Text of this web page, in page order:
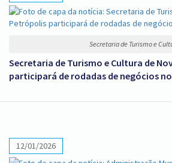
Secretaria de Turismo e
Secretaria de Turismo e Cultura de
participará de rodadas de negócios
12/01/2026